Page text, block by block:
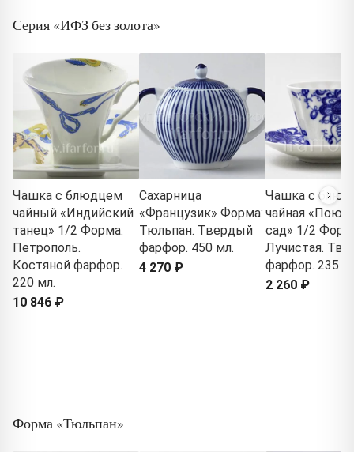
Серия «ИФЗ без золота»
Чашка с блюдцем
чайный «Индийский
танец» 1/2 Форма:
Петрополь.
Костяной фарфор.
220 мл.
10 846 ₽
Сахарница
«Французик» Форма:
Тюльпан. Твердый
фарфор. 450 мл.
4 270 ₽
Чашка с
чайная
сад» 1/2
Лучистая.
фарфор. 235
2 260 ₽
Форма «Тюльпан»